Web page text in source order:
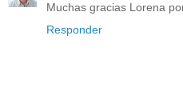
Muchas gracias Lorena
Responder